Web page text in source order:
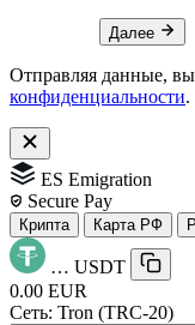
Далее
Отправляя данные, вы
конфиденциальности.
ES Emigration
Secure Pay
Крипта Карта РФ
… USDT
0.00 EUR
Сеть: Tron (TRC-20)